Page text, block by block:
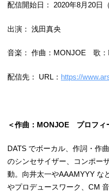
配信開始日： 2020年8月20日
出演： 浅田真央
音楽： 作曲：MONJOE 歌：
配信先： URL： https://
＜作曲： MONJOE プロフィ
DATS でボーカル、作詞・作
のシンセサイザー、コンポー
動。向井太一やAAAMYYY な
やプロデュースワーク、CM